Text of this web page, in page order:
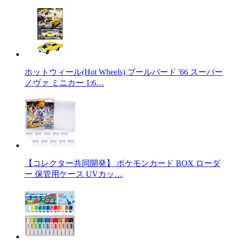
ホットウィール(Hot Wheels) ブールバード '66 スーパー
ノヴァ ミニカー 1:6…
【コレクター共同開発】 ポケモンカード BOX ローダ
ー 保管用ケース UVカッ…